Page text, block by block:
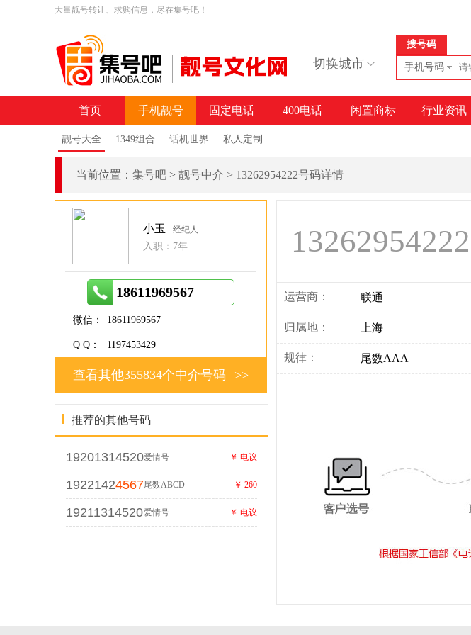
大量靓号转让、求购信息，尽在集号吧！
切换城市
搜号码
手机号码
首页 手机靓号
靓号大全 1349组合 话机世界 私人定制
固定电话 400电话 闲置商标 行业资讯
当前位置： 集号吧 > 靓号中介 > 13262954222号码详情
13262954222
运营商： 联通
归属地： 上海
规律： 尾数AAA
小玉 经纪人
入职：7年
18611969567
微信： 18611969567
Q Q： 1197453429
>>
查看其他355834个中介号码
推荐的其他号码
19201314520爱情号 ￥ 电议
19221424567尾数ABCD ￥ 260
19211314520爱情号 ￥ 电议